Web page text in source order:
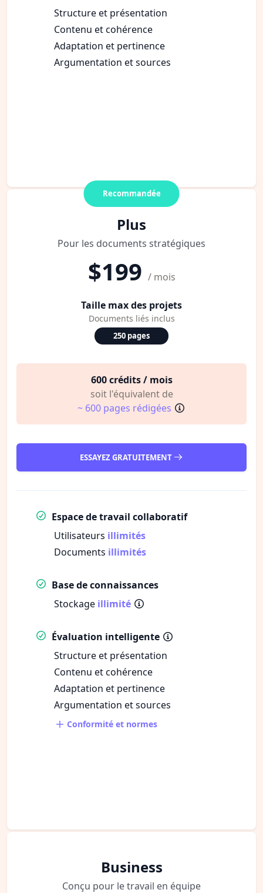
Structure et présentation
Contenu et cohérence
Adaptation et pertinence
Argumentation et sources
Recommandée
Plus
Pour les documents stratégiques
$199 / mois
Taille max des projets
Documents liés inclus
250 pages
600 crédits / mois
soit l'équivalent de
~ 600 pages rédigées
ESSAYEZ GRATUITEMENT
Espace de travail collaboratif
Utilisateurs illimités
Documents illimités
Base de connaissances
Stockage illimité
Évaluation intelligente
Structure et présentation
Contenu et cohérence
Adaptation et pertinence
Argumentation et sources
Conformité et normes
Business
Conçu pour le travail en équipe